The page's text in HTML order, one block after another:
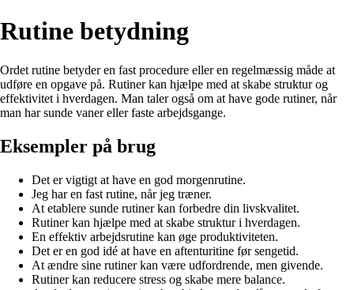
Rutine betydning
Ordet rutine betyder en fast procedure eller en regelmæssig måde at
udføre en opgave på. Rutiner kan hjælpe med at skabe struktur og
effektivitet i hverdagen. Man taler også om at have gode rutiner, når
man har sunde vaner eller faste arbejdsgange.
Eksempler på brug
Det er vigtigt at have en god morgenrutine.
Jeg har en fast rutine, når jeg træner.
At etablere sunde rutiner kan forbedre din livskvalitet.
Rutiner kan hjælpe med at skabe struktur i hverdagen.
En effektiv arbejdsrutine kan øge produktiviteten.
Det er en god idé at have en aftenturitine før sengetid.
At ændre sine rutiner kan være udfordrende, men givende.
Rutiner kan reducere stress og skabe mere balance.